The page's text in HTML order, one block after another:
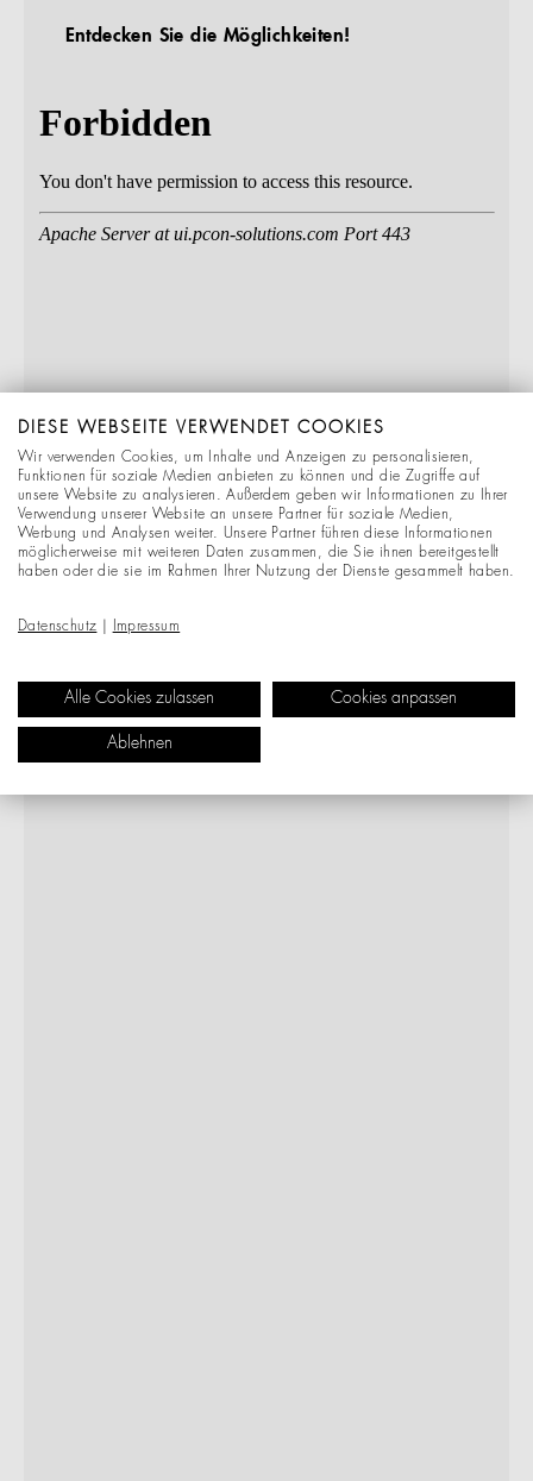
Entdecken Sie die Möglichkeiten!
DIESE WEBSEITE VERWENDET COOKIES
Wir verwenden Cookies, um Inhalte und Anzeigen zu personalisieren,
Funktionen für soziale Medien anbieten zu können und die Zugriffe auf
unsere Website zu analysieren. Außerdem geben wir Informationen zu Ihrer
Verwendung unserer Website an unsere Partner für soziale Medien,
Werbung und Analysen weiter. Unsere Partner führen diese Informationen
möglicherweise mit weiteren Daten zusammen, die Sie ihnen bereitgestellt
haben oder die sie im Rahmen Ihrer Nutzung der Dienste gesammelt haben.
Datenschutz Impressum
Alle Cookies zulassen Cookies anpassen
Ablehnen